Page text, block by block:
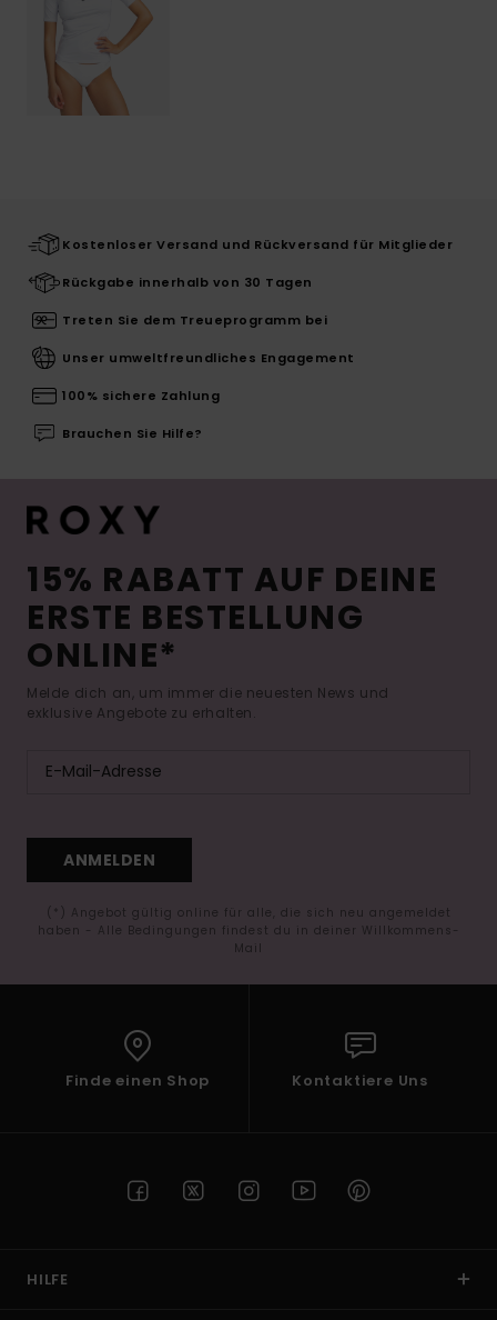
Kostenloser Versand und Rückversand für Mitglieder
Rückgabe innerhalb von 30 Tagen
Treten Sie dem Treueprogramm bei
Unser umweltfreundliches Engagement
100% sichere Zahlung
Brauchen Sie Hilfe?
15% RABATT AUF DEINE
ERSTE BESTELLUNG
ONLINE*
Melde dich an, um immer die neuesten News und
exklusive Angebote zu erhalten.
ANMELDEN
(*) Angebot gültig online für alle, die sich neu angemeldet
haben - Alle Bedingungen findest du in deiner Willkommens-
Mail
Finde einen Shop Kontaktiere Uns
HILFE